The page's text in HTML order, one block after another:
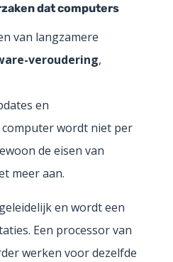
dat computers
van langzamere
veroudering,
en
wordt niet per
de eisen van
meer aan.
en wordt een
Een processor van
werken voor dezelfde